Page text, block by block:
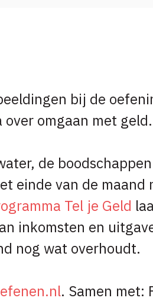
bij de
omgaan met geld.
de
einde van de
Tel je Geld
inkomsten en
nog wat overhoudt.
. Samen met: